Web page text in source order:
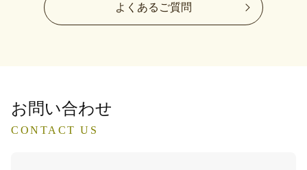
よくあるご質問
お問い合わせ
CONTACT US